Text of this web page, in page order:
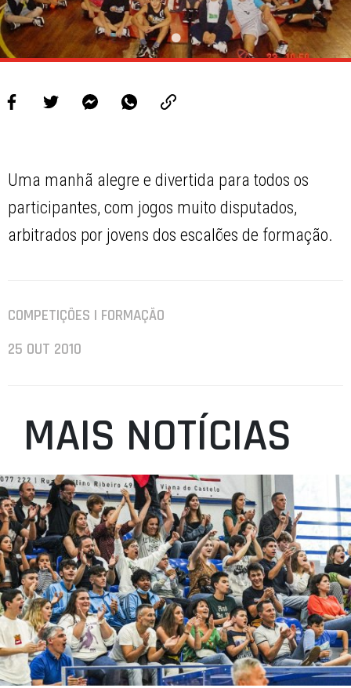
Uma manhã alegre e divertida para todos os
participantes, com jogos muito disputados,
arbitrados por jovens dos escalões de formação.
COMPETIÇÕES | FORMAÇÃO
25 OUT 2010
MAIS NOTÍCIAS